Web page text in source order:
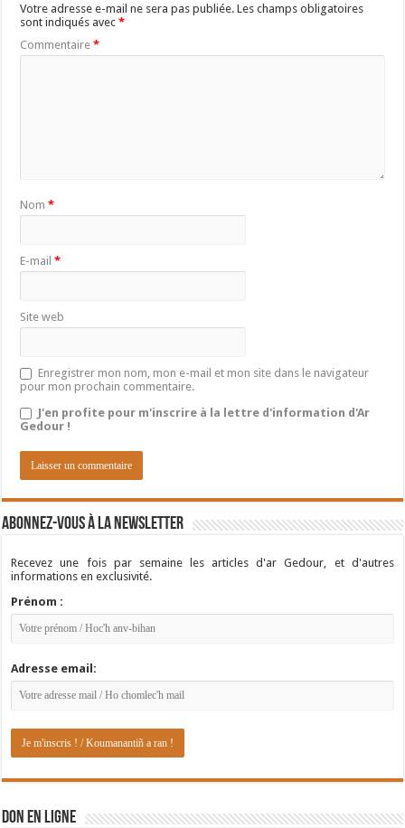
Votre adresse e-mail ne sera pas publiée. Les champs obligatoires
sont indiqués avec*
Commentaire*
Nom*
E-mail*
Site web
Enregistrer mon nom, mon e-mail et mon site dans le navigateur
pour mon prochain commentaire.
J'en profite pour m'inscrire à la lettre d'information d'Ar
Gedour !
Abonnez-vous à la newsletter
Recevez une fois par semaine les articles d'ar Gedour, et d'autres
informations en exclusivité.
Prénom :
Adresse email:
DON EN LIGNE